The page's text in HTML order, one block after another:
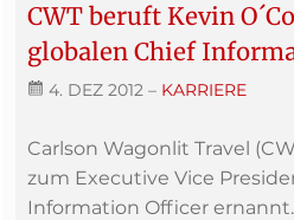
CWT beruft Kevin
globalen Chief
4. DEZ 2012 – KARRIERE
Carlson Wagonlit Travel
zum Executive Vice
Information Officer